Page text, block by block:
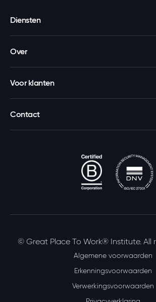
Diensten
Over
Voor klanten
Contact
© Great Place To Work® Institute. All
Algemene voorwaarden
Erkenningsvoorwaarden
Verwerkingsvoorwaarden